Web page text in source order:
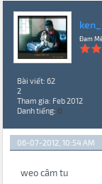
Đam
Bài viết: 62
2
Tham gia: Feb 2012
Danh tiếng: 0
06-07-2012, 10:54 AM
weo câm tu